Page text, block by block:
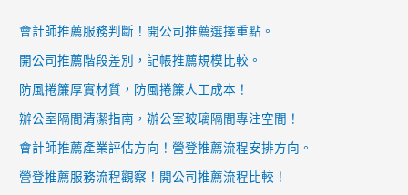
會計師推薦服務判斷！開公司推薦選擇重點。
開公司推薦階段差別，記帳推薦規模比較。
防風捲簾厚實材質，防風捲簾人工成本！
辦公室隔間清潔指南，辦公室玻璃隔間專注空間！
會計師推薦產業評估方向！營登推薦流程安排方向。
營登推薦服務流程觀察！開公司推薦流程比較！